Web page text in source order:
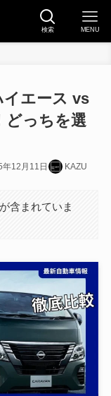
検索 MENU
イエース vs
どっちを選
年12月11日 KAZU
含まれていま